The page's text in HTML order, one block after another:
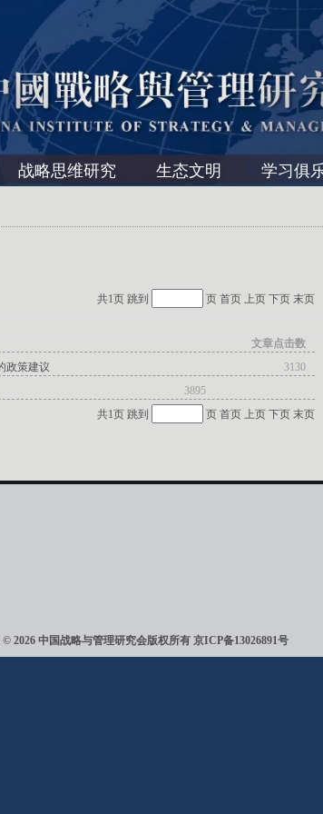
战略思维研究 生态文明 学习俱
共1页 跳到 页 首页 上页 下页 末页
文章点击数
政策建议
3130
3895
共1页 跳到
页 首页 上页 下页 末页
2026 中国战略与管理研究会版权所有 京ICP备13026891号